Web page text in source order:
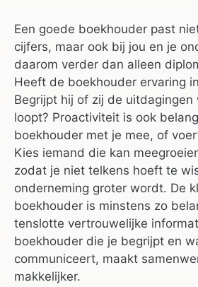
Een goede boekhouder past
cijfers, maar ook bij jou en je
daarom verder dan alleen
Heeft de boekhouder ervaring
Begrijpt hij of zij de uitdagingen
loopt? Proactiviteit is ook
boekhouder met je mee, of
Kies iemand die kan
zodat je niet telkens hoeft te
onderneming groter wordt. De
boekhouder is minstens zo
tenslotte vertrouwelijke
boekhouder die je begrijpt en
communiceert, maakt
makkelijker.